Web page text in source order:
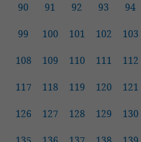
90 91 92 93 94
99 100 101 102 103
108 109 110 111 112
117 118 119 120 121
126 127 128 129 130